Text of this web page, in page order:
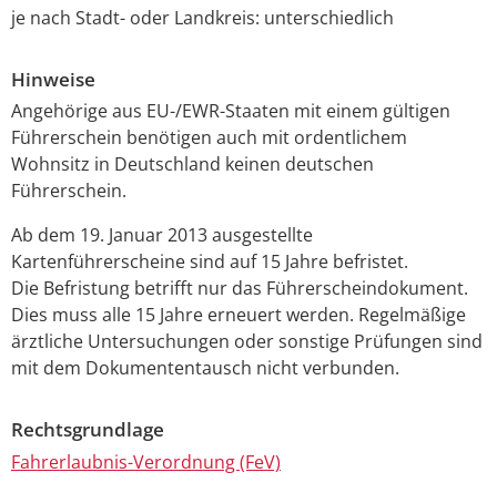
je nach Stadt- oder Landkreis: unterschiedlich
Hinweise
Angehörige aus EU-/EWR-Staaten mit einem gültigen
Führerschein benötigen auch mit ordentlichem
Wohnsitz in Deutschland keinen deutschen
Führerschein.
Ab dem 19. Januar 2013 ausgestellte
Kartenführerscheine sind auf 15 Jahre befristet.
Die Befristung betrifft nur das Führerscheindokument.
Dies muss alle 15 Jahre erneuert werden. Regelmäßige
ärztliche Untersuchungen oder sonstige Prüfungen sind
mit dem Dokumententausch nicht verbunden.
Rechtsgrundlage
Fahrerlaubnis-Verordnung (FeV)